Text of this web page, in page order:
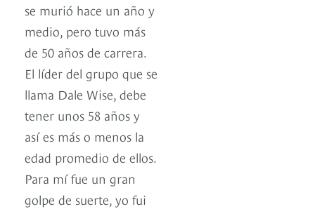
se murió hace un año y
medio, pero tuvo más
de 50 años de carrera.
El líder del grupo que se
llama Dale Wise, debe
tener unos 58 años y
así es más o menos la
edad promedio de ellos.
Para mí fue un gran
golpe de suerte, yo fui